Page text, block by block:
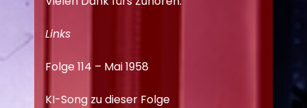
Links
Folge 114 – Mai 1958
KI-Song zu dieser Folge